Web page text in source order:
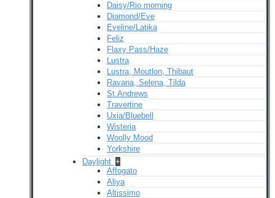
Daisy/Rio morning
Diamond/Eve
Eveline/Latika
Feliz
Flaxy Pass/Haze
Lustra
Lustra, Moutlon, Thibaut
Ravana, Selena, Tilda
St.Andrews
Travertine
Uxia/Bluebell
Wisteria
Woolly Mood
Yorkshire
Daylight +
Affogato
Aliya
Altissimo